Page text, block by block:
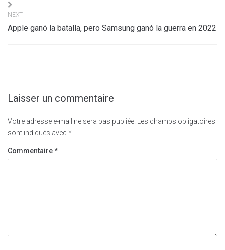
NEXT
Apple ganó la batalla, pero Samsung ganó la guerra en 2022
Laisser un commentaire
Votre adresse e-mail ne sera pas publiée.
Les champs obligatoires
sont indiqués avec *
Commentaire*